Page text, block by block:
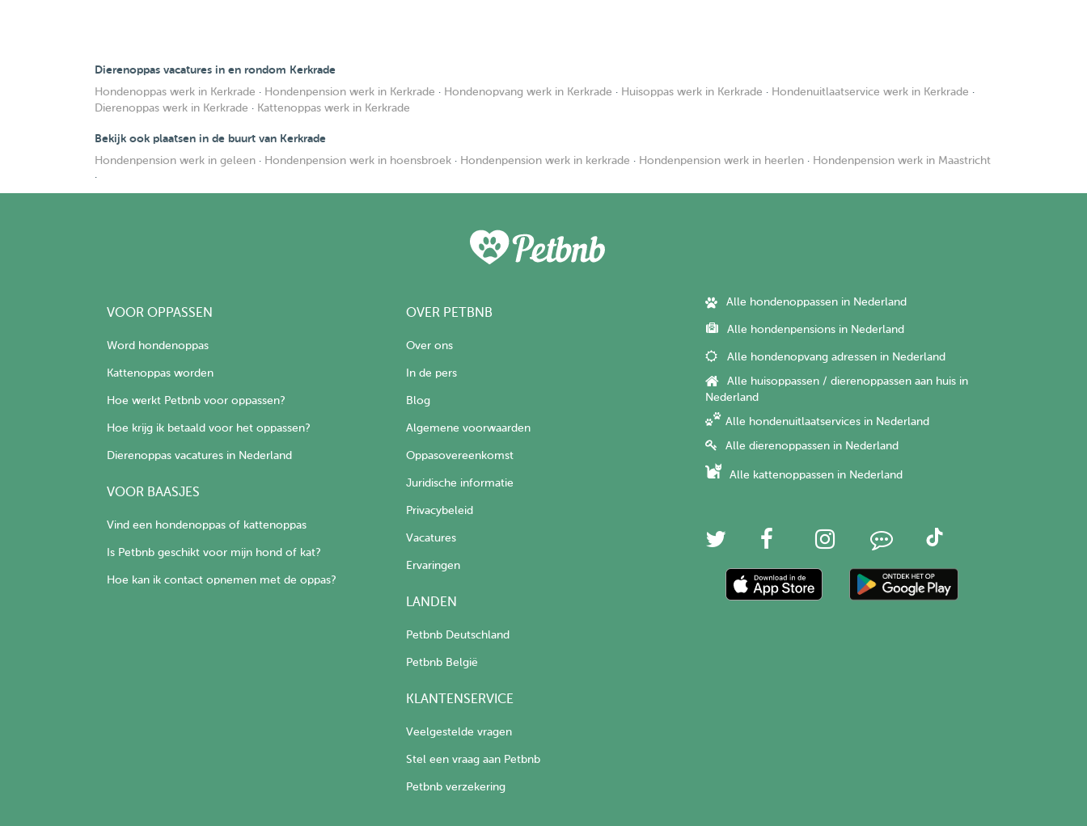
Dierenoppas vacatures in en rondom Kerkrade
Hondenoppas werk in Kerkrade · Hondenpension werk in Kerkrade · Hondenopvang werk in Kerkrade · Huisoppas werk in Kerkrade · Hondenuitlaatservice werk in Kerkrade ·
Dierenoppas werk in Kerkrade · Kattenoppas werk in Kerkrade
Bekijk ook plaatsen in de buurt van Kerkrade
Hondenpension werk in geleen · Hondenpension werk in hoensbroek · Hondenpension werk in kerkrade · Hondenpension werk in heerlen · Hondenpension werk in Maastricht
·
VOOR OPPASSEN
Word hondenoppas
Kattenoppas worden
Hoe werkt Petbnb voor oppassen?
Hoe krijg ik betaald voor het oppassen?
Dierenoppas vacatures in Nederland
VOOR BAASJES
Vind een hondenoppas of kattenoppas
Is Petbnb geschikt voor mijn hond of kat?
Hoe kan ik contact opnemen met de oppas?
OVER PETBNB
Over ons
In de pers
Blog
Algemene voorwaarden
Oppasovereenkomst
Juridische informatie
Privacybeleid
Vacatures
Ervaringen
LANDEN
Petbnb Deutschland
Petbnb België
KLANTENSERVICE
Veelgestelde vragen
Stel een vraag aan Petbnb
Petbnb verzekering
Alle hondenoppassen in Nederland
Alle hondenpensions in Nederland
Alle hondenopvang adressen in Nederland
Alle huisoppassen / dierenoppassen aan huis in
Nederland
Alle hondenuitlaatservices in Nederland
Alle dierenoppassen in Nederland
Alle kattenoppassen in Nederland